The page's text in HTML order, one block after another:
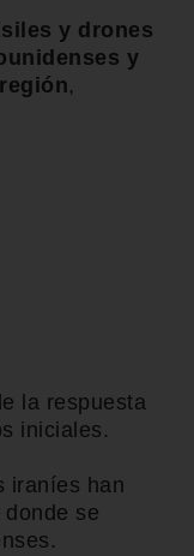
y drones
y
,
la respuesta
iniciales.
iraníes han
se